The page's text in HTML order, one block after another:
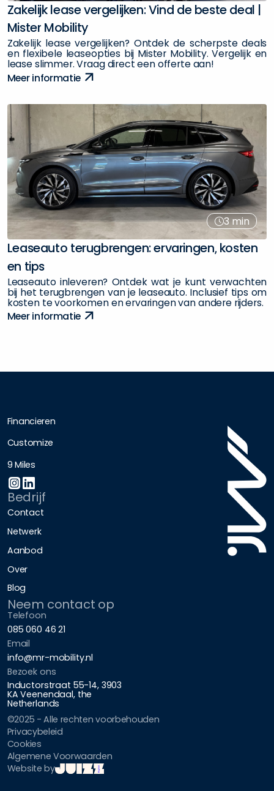
Zakelijkleasevergelijken:Vind de bestedeal |
Mister Mobility
Zakelijk lease vergelijken? Ontdek de scherpste deals
en flexibele leaseopties bij Mister Mobility. Vergelijk en
leaseslimmer.Vraagdirecteenofferteaan!
Meerinformatie
3min
Leaseauto terugbrengen:ervaringen, kosten
en tips
Leaseauto inleveren? Ontdek wat je kunt verwachten
bij het terugbrengen van je leaseauto. Inclusief tips om
kosten tevoorkomenenervaringenvanandere rijders.
Meerinformatie
Financieren
Customize
9 Miles
Bedrijf
Contact
Netwerk
Aanbod
Over
Blog
Neem contact op
Telefoon
085 060 46 21
Email
info@mr-mobility.nl
Bezoek ons
Inductorstraat 55-14, 3903
KA Veenendaal, the
Netherlands
©2025 - Alle rechten voorbehouden
Privacybeleid
Cookies
Algemene Voorwaarden
Website by